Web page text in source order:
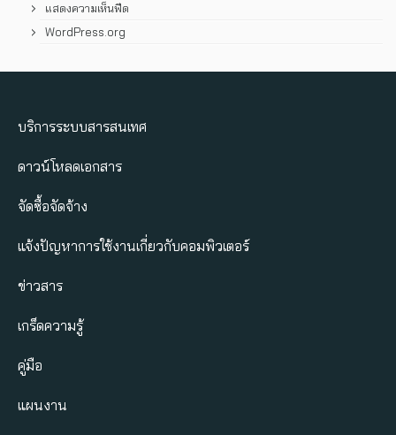
แสดงความเห็นฟีด
WordPress.org
บริการระบบสารสนเทศ
ดาวน์โหลดเอกสาร
จัดซื้อจัดจ้าง
แจ้งปัญหาการใช้งานเกี่ยวกับคอมพิวเตอร์
ข่าวสาร
เกร็ดความรู้
คู่มือ
แผนงาน